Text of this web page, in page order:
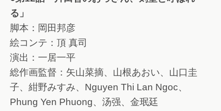
る」
脚本：岡田邦彦
絵コンテ：頂 真司
演出：一居一平
総作画監督：矢山菜摘、山根あおい、山口圭
子、紺野みすみ、Nguyen Thi Lan Ngoc、
Phung Yen Phuong、汤强、金珉廷